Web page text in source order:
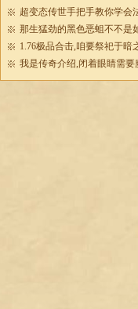
超变态传世手把手教你学会
那生猛劲的黑色恶蛆不不是
1.76极品合击,咱要祭祀于暗
我是传奇介绍,闭着眼睛需